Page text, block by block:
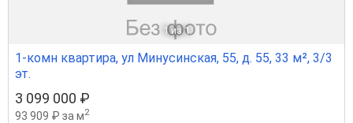
1 из 1
1-комн квартира, ул Минусинская, 55, д. 55, 33 м², 3/3
эт.
3 099 000 ₽
93 909 ₽ за м2